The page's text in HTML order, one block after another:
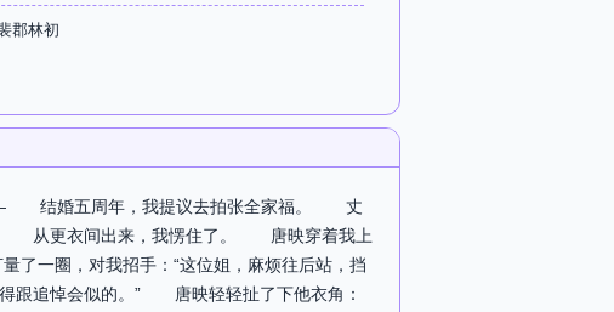
郡林初
—— 结婚五周年，我提议去拍张全家福。 丈
” 从更衣间出来，我愣住了。 唐映穿着我上
一圈，对我招手：“这位姐，麻烦往后站，挡
跟追悼会似的。” 唐映轻轻扯了下他衣角：